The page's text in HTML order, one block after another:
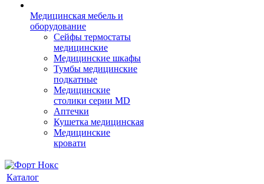
Медицинская мебель и
оборудование
Сейфы термостаты
медицинские
Медицинские шкафы
Тумбы медицинские
подкатные
Медицинские
столики серии MD
Аптечки
Кушетка медицинская
Медицинские
кровати
Каталог